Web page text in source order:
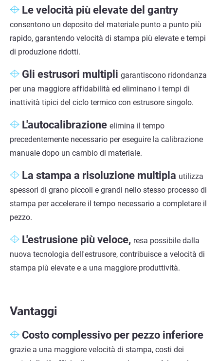
Le velocità più elevate del gantry
consentono un deposito del materiale punto a punto più
rapido, garantendo velocità di stampa più elevate e tempi
di produzione ridotti.
Gli estrusori multipli garantiscono ridondanza
per una maggiore affidabilità ed eliminano i tempi di
inattività tipici del ciclo termico con estrusore singolo.
L'autocalibrazione elimina il tempo
precedentemente necessario per eseguire la calibrazione
manuale dopo un cambio di materiale.
La stampa a risoluzione multipla utilizza
spessori di grano piccoli e grandi nello stesso processo di
stampa per accelerare il tempo necessario a completare il
pezzo.
L'estrusione più veloce, resa possibile dalla
nuova tecnologia dell'estrusore, contribuisce a velocità di
stampa più elevate e a una maggiore produttività.
Vantaggi
Costo complessivo per pezzo inferiore
grazie a una maggiore velocità di stampa, costi dei